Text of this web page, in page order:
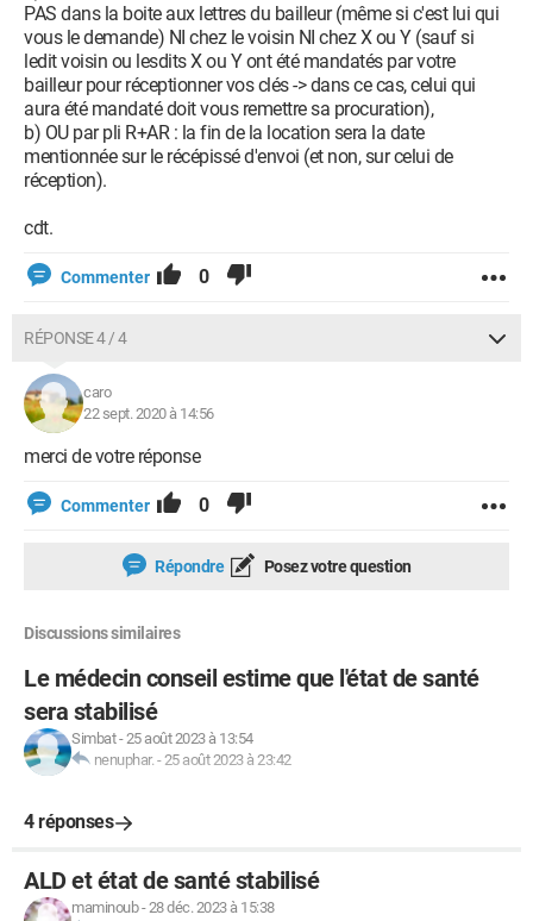
PAS dans la boite aux lettres du bailleur (même si c'est lui qui
vous le demande) NI chez le voisin NI chez X ou Y (sauf si
ledit voisin ou lesdits X ou Y ont été mandatés par votre
bailleur pour réceptionner vos clés -> dans ce cas, celui qui
aura été mandaté doit vous remettre sa procuration),
b) OU par pli R+AR : la fin de la location sera la date
mentionnée sur le récépissé d'envoi (et non, sur celui de
réception).
cdt.
Commenter 0
RÉPONSE 4 / 4
caro
22 sept. 2020 à 14:56
merci de votre réponse
Commenter 0
Répondre Posez votre question
Discussions similaires
Le médecin conseil estime que l'état de santé
sera stabilisé
Simbat-25 août 2023 à 13:54
nenuphar. -25 août 2023 à 23:42
4 réponses
ALD et état de santé stabilisé
maminoub-28 déc. 2023 à 15:38